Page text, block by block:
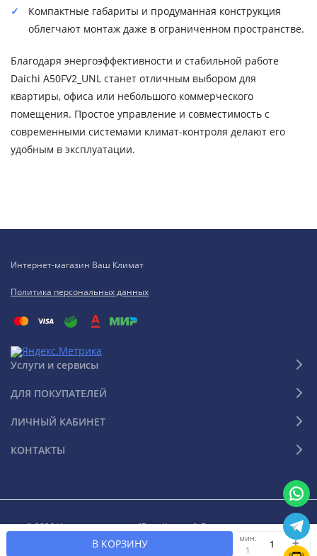
В КОРЗИНУ
мин.
1
Компактные габариты и продуманная конструкция
облегчают монтаж даже в ограниченном пространстве.
Благодаря энергоэффективности и стабильной работе
Daichi A50FV2_UNL станет отличным выбором для
квартиры, офиса или небольшого коммерческого
помещения. Простое управление и совместимость с
современными системами климат-контроля делают его
удобным в эксплуатации.
Интернет-магазин Ваш Климат
Политика персональных данных
Услуги и сервисы
ДЛЯ ПОКУПАТЕЛЕЙ
ЛИЧНЫЙ КАБИНЕТ
КОНТАКТЫ
© 2026 Интернет-магазин "Ваш Климат". Все права защищены